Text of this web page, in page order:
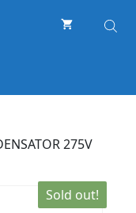
275V
Sold out!